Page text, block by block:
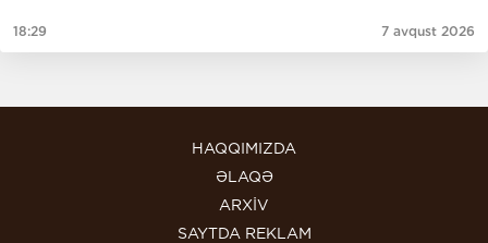
18:29 7 avqust 2026
HAQQIMIZDA
ƏLAQƏ
ARXİV
SAYTDA REKLAM